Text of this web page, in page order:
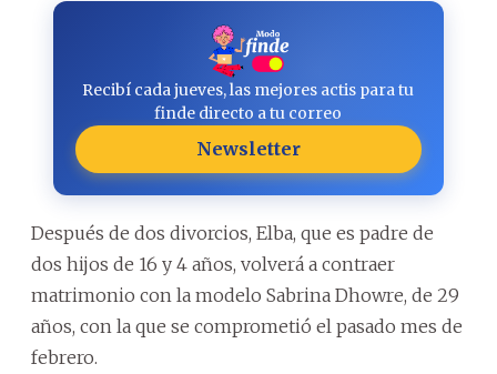
Recibí cada jueves, las mejores actis para tu
finde directo a tu correo
Newsletter
Después de dos divorcios, Elba, que es padre de
dos hijos de 16 y 4 años, volverá a contraer
matrimonio con la modelo Sabrina Dhowre, de 29
años, con la que se comprometió el pasado mes de
febrero.